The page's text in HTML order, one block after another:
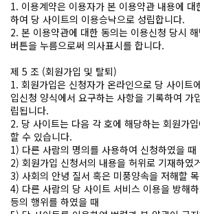
1. 이용계약은 이용자가 본 이용약관 내용에 대
하여 당 사이트의 이용승낙으로 성립합니다.
2. 본 이용약관에 대한 동의는 이용신청 당시
버튼을 누름으로써 의사표시를 합니다.
제 5 조 (회원가입 및 탈퇴)
1. 회원가입은 신청자가 온라인으로 당 사이트
입신청 양식에서 요구하는 사항을 기록하여 가
립됩니다.
2. 당 사이트는 다음 각 호에 해당하는 회원가
할 수 있습니다.
1) 다른 사람의 명의를 사용하여 신청하였을 때
2) 회원가입 신청서의 내용을 허위로 기재하였
3) 사회의 안녕 질서 혹은 미풍양속을 저해할
4) 다른 사람의 당 사이트 서비스 이용을 방해
등의 행위를 하였을 때